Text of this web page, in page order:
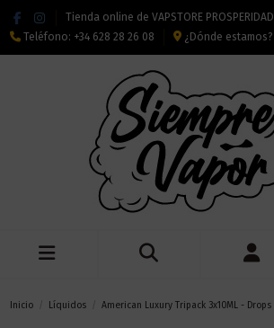
Tienda online de VAPSTORE PROSPERIDAD
Teléfono: +34 628 28 26 08 ¿Dónde estamos?
Inicio Líquidos American Luxury Tripack 3x10ML - Drops